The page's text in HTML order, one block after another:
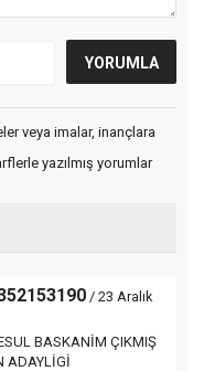
veya imalar, inançlara
yazılmış yorumlar
/ 23 Aralık
BASKANİM ÇIKMIŞ
ADAYLİGİ